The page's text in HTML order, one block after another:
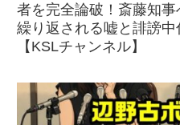
者を完全論破！斎藤知事
繰り返される嘘と誹謗
【KSLチャンネル】